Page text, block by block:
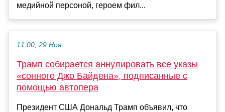
медийной персоной, героем фил...
11:00, 29 Ноя
Трамп собирается аннулировать все указы
«сонного Джо Байдена», подписанные с
помощью автопера
Президент США Дональд Трамп объявил, что